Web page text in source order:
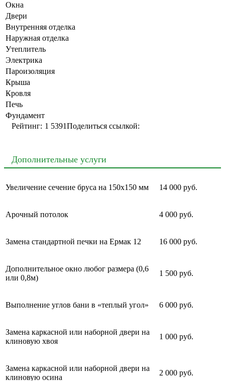
Окна
Двери
Внутренняя отделка
Наружная отделка
Утеплитель
Электрика
Пароизоляция
Крыша
Кровля
Печь
Фундамент
Рейтинг: 1 5391Поделиться ссылкой:
Дополнительные услуги
Увеличение сечение бруса на 150х150 мм 14 000 руб.
Арочный потолок 4 000 руб.
Замена стандартной печки на Ермак 12 16 000 руб.
Дополнительное окно любог размера (0,6
или 0,8м)
1 500 руб.
Выполнение углов бани в «теплый угол» 6 000 руб.
Замена каркасной или наборной двери на
клиновую хвоя
1 000 руб.
Замена каркасной или наборной двери на
клиновую осина
2 000 руб.